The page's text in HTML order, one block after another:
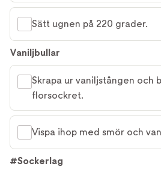
Sätt ugnen på 220 grader.
Vaniljbullar
Skrapa ur vaniljstången och
florsockret.
Vispa ihop med smör och
#Sockerlag